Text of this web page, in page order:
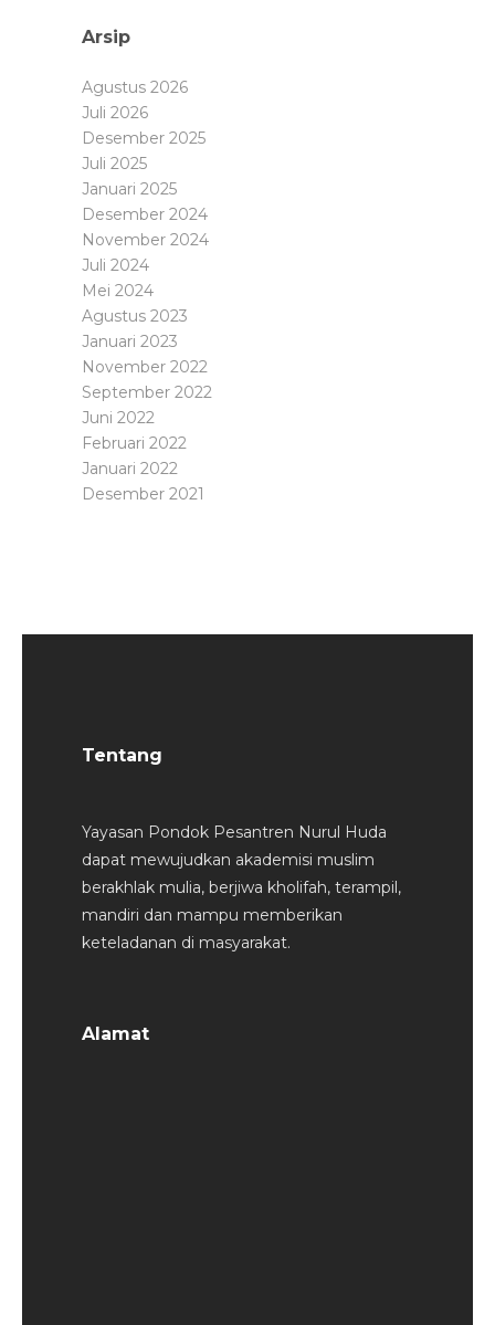
Arsip
Agustus 2026
Juli 2026
Desember 2025
Juli 2025
Januari 2025
Desember 2024
November 2024
Juli 2024
Mei 2024
Agustus 2023
Januari 2023
November 2022
September 2022
Juni 2022
Februari 2022
Januari 2022
Desember 2021
Tentang
Yayasan Pondok Pesantren Nurul Huda
dapat mewujudkan akademisi muslim
berakhlak mulia, berjiwa kholifah, terampil,
mandiri dan mampu memberikan
keteladanan di masyarakat.
Alamat